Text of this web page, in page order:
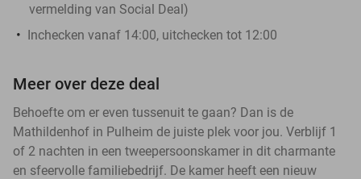
vermelding van Social Deal)
Inchecken vanaf 14:00, uitchecken tot 12:00
Meer over deze deal
Behoefte om er even tussenuit te gaan? Dan is de
Mathildenhof in Pulheim de juiste plek voor jou. Verblijf 1
of 2 nachten in een tweepersoonskamer in dit charmante
en sfeervolle familiebedrijf. De kamer heeft een nieuw